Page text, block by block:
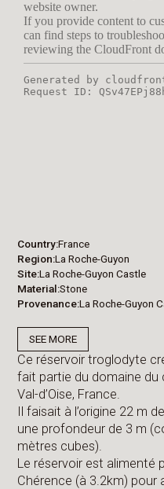
Country France
Region La Roche-Guyon
Site La Roche-Guyon Castle
Material Stone
Provenance La Roche-Guyon
SEE MORE
Ce réservoir troglodyte
fait partie du domaine du
Val-d’Oise, France.
Il faisait à l’origine 22 m
une profondeur de 3 m
mètres cubes).
Le réservoir est alimenté
Chérence (à 3.2km) pour